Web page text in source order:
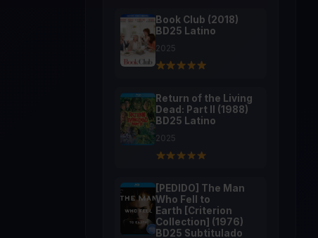
Book Club (2018)
BD25 Latino
2025
Return of the Living
Dead: Part II (1988)
BD25 Latino
2025
[PEDIDO] The Man
Who Fell to
Earth [Criterion
Collection] (1976)
BD25 Subtitulado